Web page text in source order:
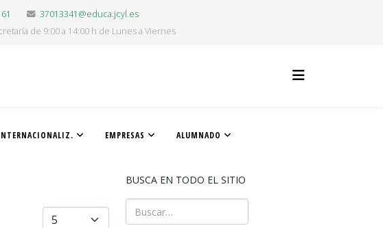
37013341@educa.jcyl.es
de 9:00 a 14:00 h de Lunes a Viernes
EMPRESAS ALUMNADO
Cantidad
BUSCA EN TODO EL SITIO
Buscar